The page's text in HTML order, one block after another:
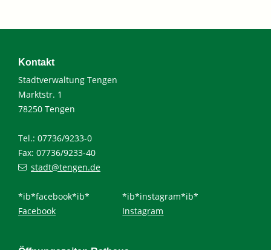
Kontakt
Stadtverwaltung Tengen
Marktstr. 1
78250 Tengen
Tel.: 07736/9233-0
Fax: 07736/9233-40
stadt@tengen.de
*ib*facebook*ib*
Facebook
*ib*instagram*ib*
Instagram